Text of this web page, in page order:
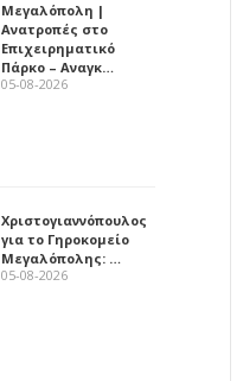
Μεγαλόπολη |
Ανατροπές στο
Επιχειρηματικό
Πάρκο – Αναγκ…
05-08-2026
Χριστογιαννόπουλος
για το Γηροκομείο
Μεγαλόπολης: …
05-08-2026